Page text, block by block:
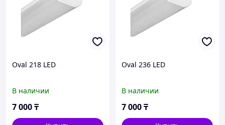
Oval 218 LED
В наличии
7 000₸
Oval 236 LED
В наличии
7 000₸